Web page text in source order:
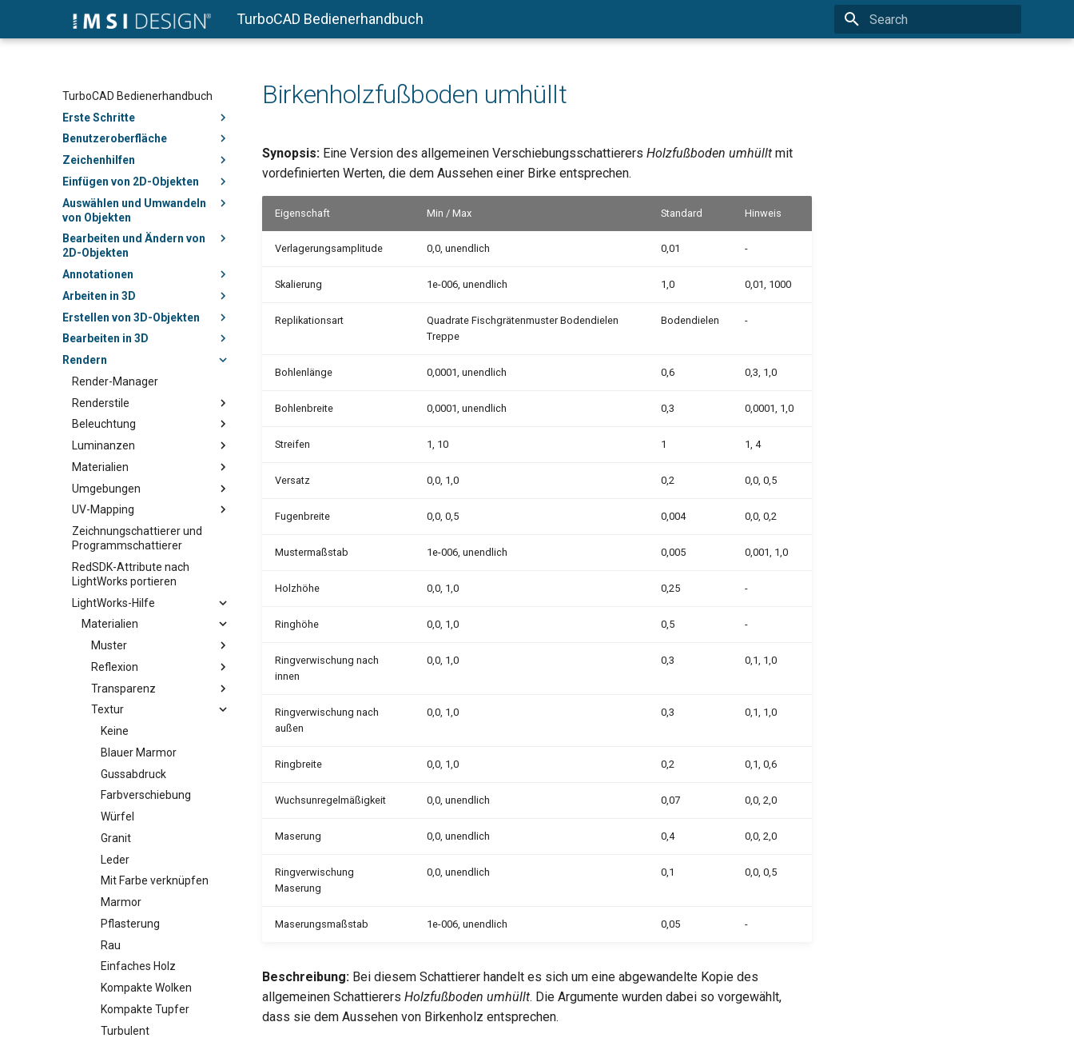
TurboCAD Bedienerhandbuch
TurboCAD Bedienerhandbuch
Erste Schritte
Benutzeroberfläche
Zeichenhilfen
Einfügen von 2D-Objekten
Auswählen und Umwandeln
von Objekten
Bearbeiten und Ändern von
2D-Objekten
Annotationen
Arbeiten in 3D
Erstellen von 3D-Objekten
Bearbeiten in 3D
Rendern
Render-Manager
Renderstile
Beleuchtung
Luminanzen
Materialien
Umgebungen
UV-Mapping
Zeichnungschattierer und
Programmschattierer
RedSDK-Attribute nach
LightWorks portieren
LightWorks-Hilfe
Materialien
Muster
Reflexion
Transparenz
Textur
Keine
Blauer Marmor
Gussabdruck
Farbverschiebung
Würfel
Granit
Leder
Mit Farbe verknüpfen
Marmor
Pflasterung
Rau
Einfaches Holz
Kompakte Wolken
Kompakte Tupfer
Turbulent
Birkenholzfußboden umhüllt
Synopsis: Eine Version des allgemeinen Verschiebungsschattierers Holzfußboden umhüllt mit
vordefinierten Werten, die dem Aussehen einer Birke entsprechen.
Eigenschaft Min / Max Standard Hinweis
Verlagerungsamplitude 0,0, unendlich 0,01 -
Skalierung 1e-006, unendlich 1,0 0,01, 1000
Replikationsart
Quadrate Fischgrätenmuster Bodendielen
Treppe
Bodendielen -
Bohlenlänge 0,0001, unendlich 0,6 0,3, 1,0
Bohlenbreite 0,0001, unendlich 0,3 0,0001, 1,0
Streifen 1, 10 1 1, 4
Versatz 0,0, 1,0 0,2 0,0, 0,5
Fugenbreite 0,0, 0,5 0,004 0,0, 0,2
Mustermaßstab 1e-006, unendlich 0,005 0,001, 1,0
Holzhöhe 0,0, 1,0 0,25 -
Ringhöhe 0,0, 1,0 0,5 -
Ringverwischung nach
innen
0,0, 1,0 0,3 0,1, 1,0
Ringverwischung nach
außen
0,0, 1,0 0,3 0,1, 1,0
Ringbreite 0,0, 1,0 0,2 0,1, 0,6
Wuchsunregelmäßigkeit 0,0, unendlich 0,07 0,0, 2,0
Maserung 0,0, unendlich 0,4 0,0, 2,0
Ringverwischung
Maserung
0,0, unendlich 0,1 0,0, 0,5
Maserungsmaßstab 1e-006, unendlich 0,05 -
Beschreibung: Bei diesem Schattierer handelt es sich um eine abgewandelte Kopie des
allgemeinen Schattierers Holzfußboden umhüllt. Die Argumente wurden dabei so vorgewählt,
dass sie dem Aussehen von Birkenholz entsprechen.